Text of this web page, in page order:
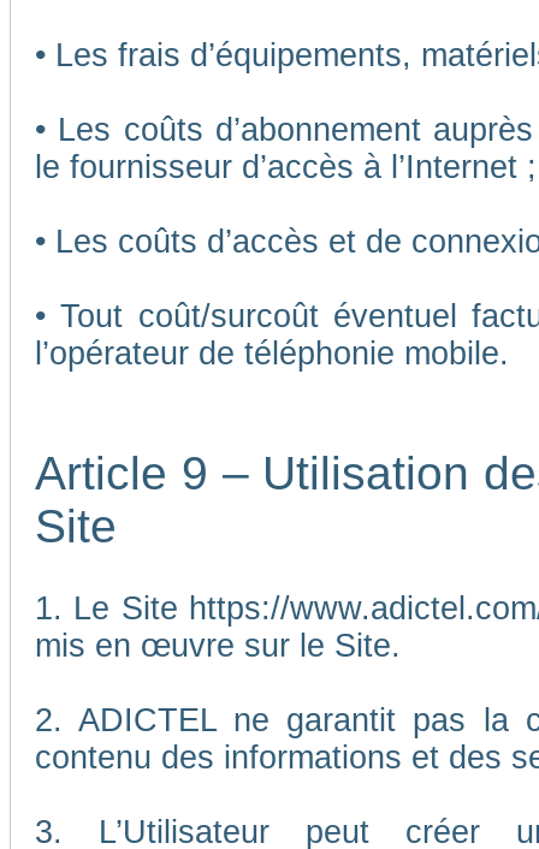
• Les frais d’équipements,
• Les coûts d’abonnement
le fournisseur d’accès à l’Internet ;
• Les coûts d’accès et de
• Tout coût/surcoût éventuel
l’opérateur de téléphonie mobile.
Article 9 – Utilisation
Site
1. Le Site https://
mis en œuvre sur le Site.
2. ADICTEL ne garantit pas la
contenu des informations et des
3. L’Utilisateur peut créer